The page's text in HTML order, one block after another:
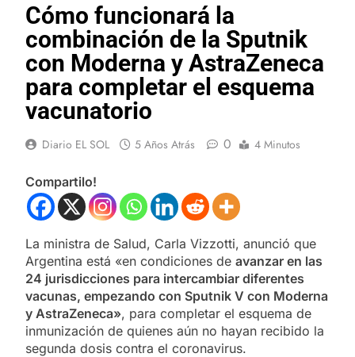
Cómo funcionará la
combinación de la Sputnik
con Moderna y AstraZeneca
para completar el esquema
vacunatorio
Diario EL SOL 5 Años Atrás 0 4 Minutos
Compartilo!
La ministra de Salud, Carla Vizzotti, anunció que
Argentina está «en condiciones de avanzar en las
24 jurisdicciones para intercambiar diferentes
vacunas, empezando con Sputnik V con Moderna
y AstraZeneca», para completar el esquema de
inmunización de quienes aún no hayan recibido la
segunda dosis contra el coronavirus.